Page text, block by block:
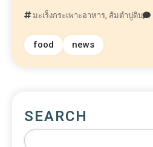
มะเร็งกระเพาะอาหาร ส้มตำปูดิบ
food news
SEARCH